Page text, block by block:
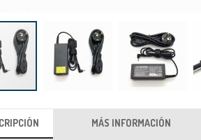
MÁS INFORMACIÓN